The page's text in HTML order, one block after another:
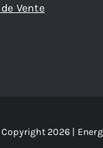
Vente
2026 |